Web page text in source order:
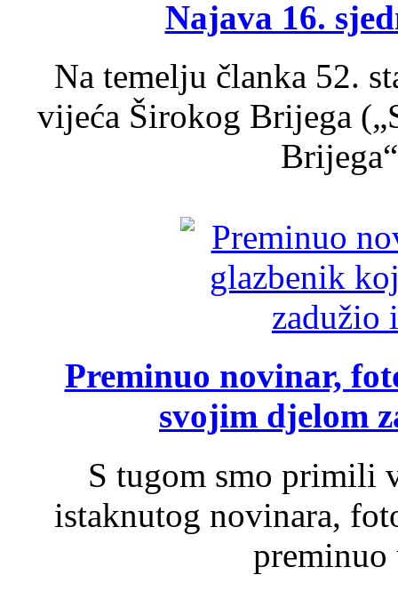
Najava 16.
Na temelju članka 52.
vijeća Širokog Brijega
Preminuo novinar,
svojim djelom
S tugom smo primili
istaknutog novinara,